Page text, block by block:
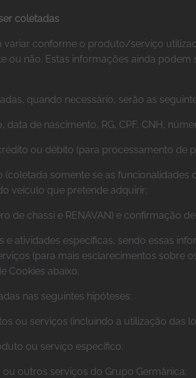
coletadas
conforme o produto/serviço
ou não. Estas informações ainda
quando necessário, serão as
de nascimento, RG, CPF, CNH,
ou débito (para processamento de
somente se as
veículo que pretende adquirir;
de chassi e RENAVAN) e confirmação
e atividades específicas, sendo essas
(para mais esclarecimentos sobre
Cookies abaixo;
nas seguintes hipóteses:
ou serviços (incluindo a utilização das
ou serviço específico;
outros serviços do Grupo Germânica;